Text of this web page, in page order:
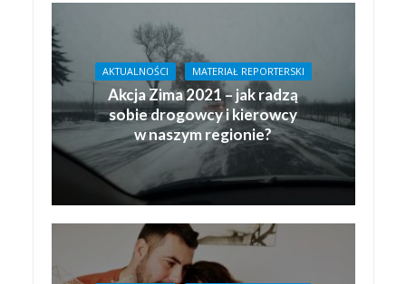
AKTUALNOŚCI MATERIAŁ REPORTERSKI
Akcja Zima 2021 – jak radzą
sobie drogowcy i kierowcy
w naszym regionie?